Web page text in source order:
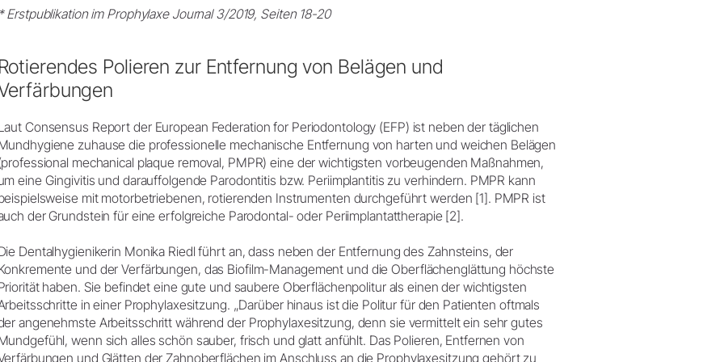
Zubehör
Dentallabor
Hand- & Winkelstücke
Mobiliar
Zubehör
Systemübersicht
* Erstpublikation im Prophylaxe Journal 3/2019, Seiten 18-20
Rotierendes Polieren zur Entfernung von Belägen und
Consensus Report der European Federation for Periodontology (EFP) ist neben der täglichen
zuhause die professionelle mechanische Entfernung von harten und weichen Belägen
mechanical plaque removal, PMPR) eine der wichtigsten vorbeugenden Maßnahmen,
eine Gingivitis und darauffolgende Parodontitis bzw. Periimplantitis zu verhindern. PMPR kann
mit motorbetriebenen, rotierenden Instrumenten durchgeführt werden [1]. PMPR ist
der Grundstein für eine erfolgreiche Parodontal- oder Periimplantattherapie [2].
Dentalhygienikerin Monika Riedl führt an, dass neben der Entfernung des Zahnsteins, der
und der Verfärbungen, das Biofilm-Management und die Oberflächenglättung höchste
haben. Sie befindet eine gute und saubere Oberflächenpolitur als einen der wichtigsten
in einer Prophylaxesitzung. „Darüber hinaus ist die Politur für den Patienten oftmals
angenehmste Arbeitsschritt während der Prophylaxesitzung, denn sie vermittelt ein sehr gutes
wenn sich alles schön sauber, frisch und glatt anfühlt. Das Polieren, Entfernen von
und Glätten der Zahnoberflächen im Anschluss an die Prophylaxesitzung gehört zu